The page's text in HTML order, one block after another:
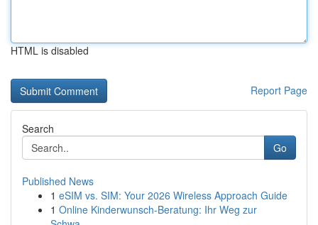
HTML is disabled
Report Page
Search
Go
Published News
1 eSIM vs. SIM: Your 2026 Wireless Approach Guide
1 Online Kinderwunsch-Beratung: Ihr Weg zur